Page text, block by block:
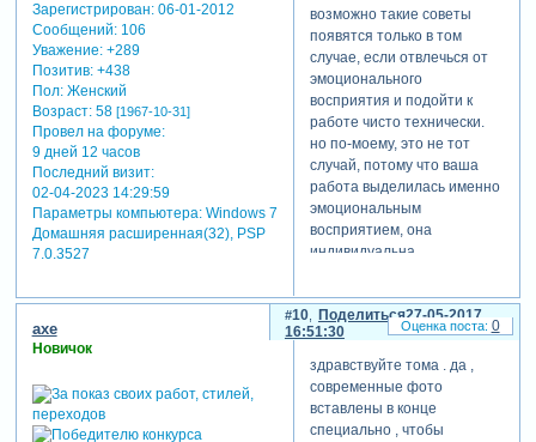
Зарегистрирован: 06-01-2012
Сообщений:106
Уважение: +289
Позитив: +438
Пол:Женский
Возраст:58 [1967-10-31]
Провел на форуме:
9 дней 12 часов
Последний визит:
02-04-2023 14:29:59
Параметры компьютера:Windows 7
Домашняя расширенная(32), PSP
7.0.3527
возможно такие советы
появятся только в том
случае, если отвлечься от
эмоционального
восприятия и подойти к
работе чисто технически.
но по-моему, это не тот
случай, потому что ваша
работа выделилась именно
эмоциональным
восприятием, она
индивидуальна,
высоте и что-то менять.... ?
вы же сами сказали
axe
написал(а):
вот моя версия
Поделиться
10
27-05-2017
16:51:30
axe
Новичок
здравствуйте тома . да ,
современные фото
вставлены в конце
специально , чтобы
0